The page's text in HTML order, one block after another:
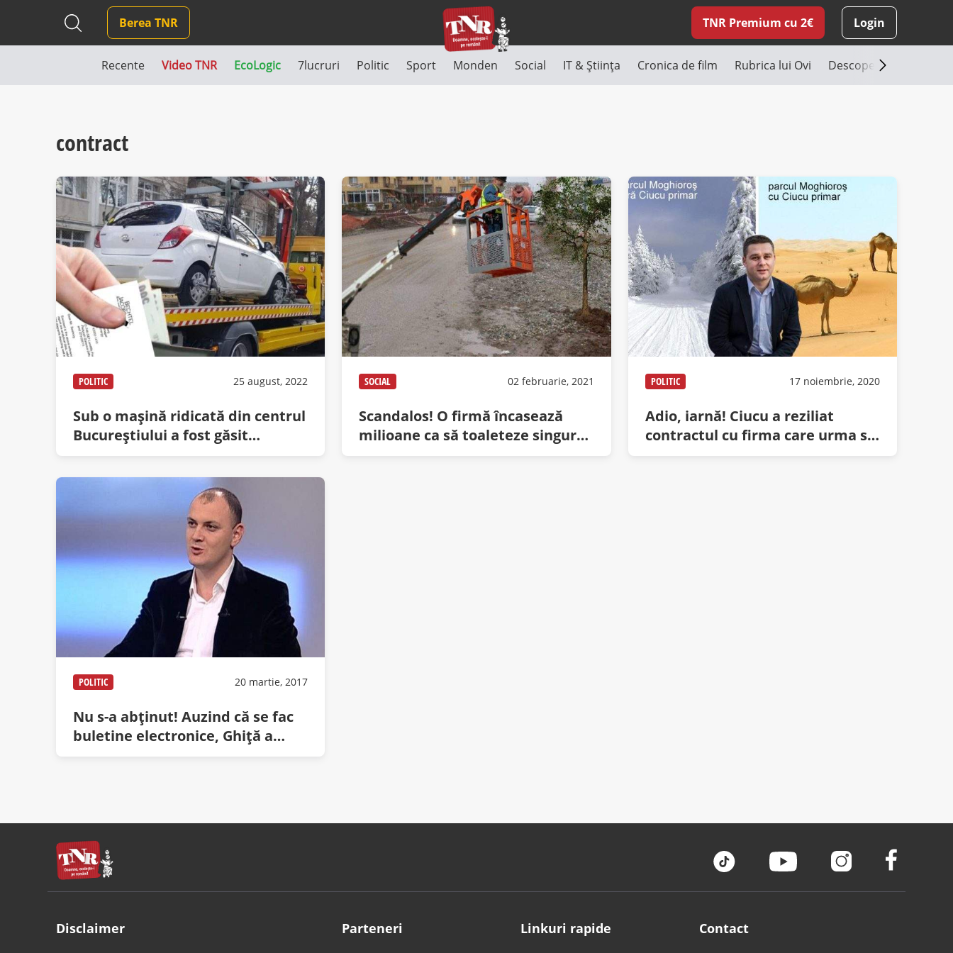
Berea TNR TNR Premium cu 2€ Login
Recente Video TNR EcoLogic 7lucruri Politic Sport Monden Social IT & Știința Cronica de film Rubrica lui Ovi Descoperă România
contract
POLITIC 25 august, 2022
Sub o mașină ridicată din centrul
Bucureștiului a fost găsit
contractul Bechtel
SOCIAL 02 februarie, 2021
Scandalos! O firmă încasează
milioane ca să toaleteze singurul
copac din Militari
POLITIC 17 noiembrie, 2020
Adio, iarnă! Ciucu a reziliat
contractul cu firma care urma să
aducă zăpadă
POLITIC 20 martie, 2017
Nu s-a abținut! Auzind că se fac
buletine electronice, Ghiță a
venit de urgență în țară, să
Disclaimer Parteneri Linkuri rapide Contact